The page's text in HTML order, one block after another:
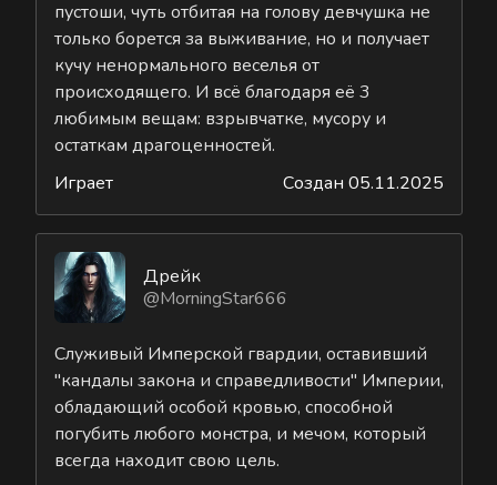
пустоши, чуть отбитая на голову девчушка не
только борется за выживание, но и получает
кучу ненормального веселья от
происходящего. И всё благодаря её 3
любимым вещам: взрывчатке, мусору и
остаткам драгоценностей.
Играет
Создан 05.11.2025
Дрейк
@MorningStar666
Служивый Имперской гвардии, оставивший
"кандалы закона и справедливости" Империи,
обладающий особой кровью, способной
погубить любого монстра, и мечом, который
всегда находит свою цель.